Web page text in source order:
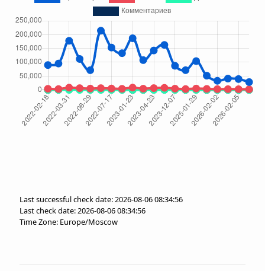
Last successful check date: 2026-08-06 08:34:56
Last check date: 2026-08-06 08:34:56
Time Zone: Europe/Moscow